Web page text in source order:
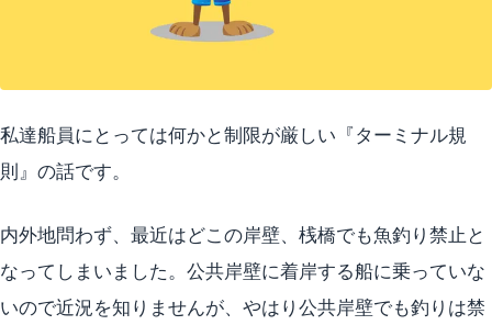
私達船員にとっては何かと制限が厳しい『ターミナル規
則』の話です。
内外地問わず、最近はどこの岸壁、桟橋でも魚釣り禁止と
なってしまいました。公共岸壁に着岸する船に乗っていな
いので近況を知りませんが、やはり公共岸壁でも釣りは禁